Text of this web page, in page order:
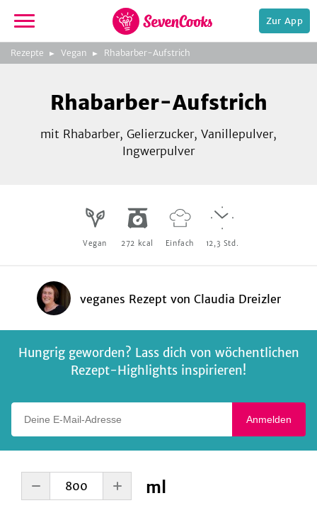
zur
Startseite
Zur App
Rezepte Vegan Rhabarber-Aufstrich
Rhabarber-Aufstrich
mit Rhabarber, Gelierzucker, Vanillepulver,
Ingwerpulver
Vegan 272 kcal Einfach 12,3 Std.
veganes Rezept von Claudia Dreizler
Hungrig geworden? Lass dich von wöchentlichen
Rezept-Highlights inspirieren!
Anmelden
ml